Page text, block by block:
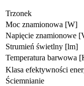
Trzonek
Moc znamionowa [W]
Napięcie znamionowe
Strumień świetlny [lm]
Temperatura barwowa
Klasa efektywności
Ściemnianie